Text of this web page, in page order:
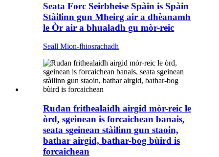
Seata Forc Seirbheise Spàin is Spàin
Stàilinn gun Mheirg air a dhèanamh
le Òr air a bhualadh gu mòr-reic
Seall Mion-fhiosrachadh
Rudan frithealaidh airgid mòr-reic le
òrd, sgeinean is forcaichean banais,
seata sgeinean stàilinn gun staoin,
bathar airgid, bathar-bog bùird is
forcaichean